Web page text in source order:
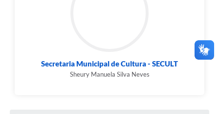
Secretaria Municipal de Cultura - SECULT
Sheury Manuela Silva Neves